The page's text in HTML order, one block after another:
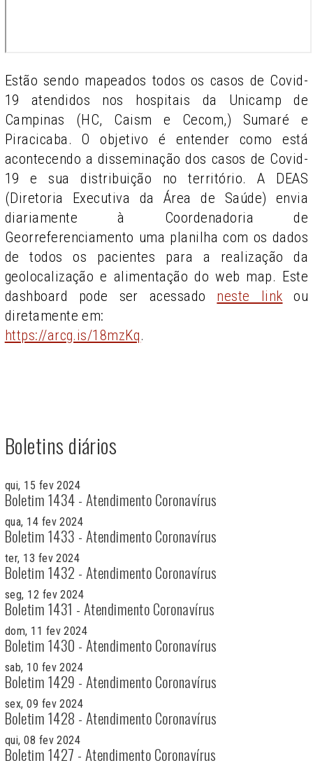
Estão sendo mapeados todos os casos de Covid-
19 atendidos nos hospitais da Unicamp de
Campinas (HC, Caism e Cecom,) Sumaré e
Piracicaba. O objetivo é entender como está
acontecendo a disseminação dos casos de Covid-
19 e sua distribuição no território. A DEAS
(Diretoria Executiva da Área de Saúde) envia
diariamente à Coordenadoria de
Georreferenciamento uma planilha com os dados
de todos os pacientes para a realização da
geolocalização e alimentação do web map. Este
dashboard pode ser acessado neste link ou
diretamente em:
https://arcg.is/18mzKq.
Boletins diários
qui, 15 fev 2024
Boletim 1434 - Atendimento Coronavírus
qua, 14 fev 2024
Boletim 1433 - Atendimento Coronavírus
ter, 13 fev 2024
Boletim 1432 - Atendimento Coronavírus
seg, 12 fev 2024
Boletim 1431 - Atendimento Coronavírus
dom, 11 fev 2024
Boletim 1430 - Atendimento Coronavírus
sab, 10 fev 2024
Boletim 1429 - Atendimento Coronavírus
sex, 09 fev 2024
Boletim 1428 - Atendimento Coronavírus
qui, 08 fev 2024
Boletim 1427 - Atendimento Coronavírus